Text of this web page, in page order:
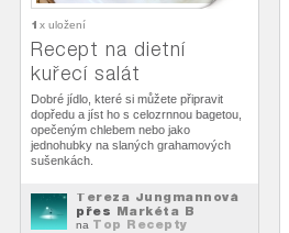
1 x uložení
Recept na dietní
kuřecí salát
Dobré jídlo, které si můžete připravit
dopředu a jíst ho s celozrnnou bagetou,
opečeným chlebem nebo jako
jednohubky na slaných grahamových
sušenkách.
Tereza Jungmannová
přes Markéta B
na Top Recepty